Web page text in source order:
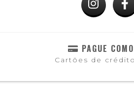
PAGUE
Cartões de